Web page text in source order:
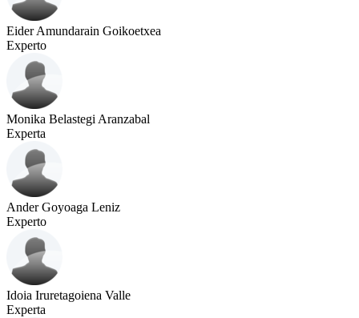
Eider Amundarain Goikoetxea
Experto
Monika Belastegi Aranzabal
Experta
Ander Goyoaga Leniz
Experto
Idoia Iruretagoiena Valle
Experta